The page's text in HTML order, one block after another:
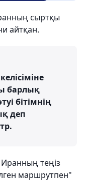
сыртқы
айтқан.
барлық
бітімнің
деп
теңіз
маршрутпен"